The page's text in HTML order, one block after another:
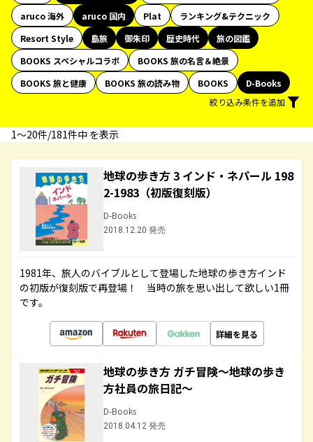
aruco 海外
aruco 国内 Plat
ランキング&テクニック
Resort Style
島旅 御朱印 歴史時代
旅の図鑑
BOOKS スペシャルコラボ
BOOKS 旅の名言＆絶景
BOOKS 旅と健康
BOOKS 旅の読み物 BOOKS
D-Books
絞り込み条件を追加
1〜20件/181件中 を表示
地球の歩き方 3 インド・ネパール 198
2-1983（初版復刻版）
D-Books
2018.12.20 発売
1981年、旅人のバイブルとして登場した地球の歩き方インド
の初版が復刻版で再登場！ 当時の旅を思い出して欲しい1冊
です。
詳細を見る
地球の歩き方 ガチ冒険～地球の歩き
方社員の旅日記～
D-Books
2018.04.12 発売